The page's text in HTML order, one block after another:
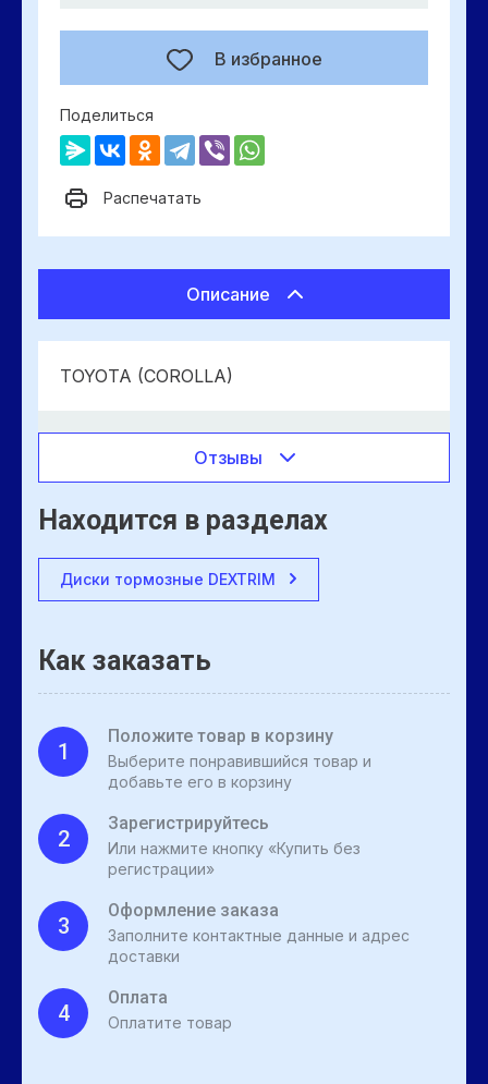
В избранное
Поделиться
Распечатать
Описание
TOYOTA (COROLLA)
Отзывы
Находится в разделах
Диски тормозные DEXTRIM
Как заказать
1
Положите товар в корзину
Выберите понравившийся товар и
добавьте его в корзину
2
Зарегистрируйтесь
Или нажмите кнопку «Купить без
регистрации»
3
Оформление заказа
Заполните контактные данные и адрес
доставки
4
Оплата
Оплатите товар